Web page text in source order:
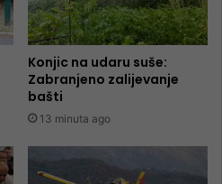
Konjic na udaru suše:
Zabranjeno zalijevanje
bašti
13 minuta ago